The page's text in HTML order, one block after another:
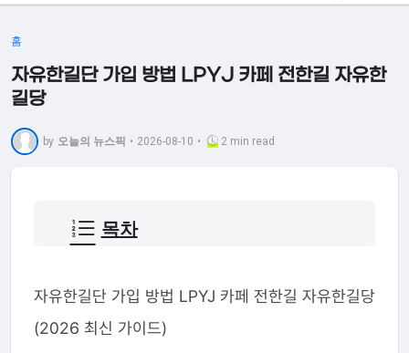
홈
자유한길단 가입 방법 LPYJ 카페 전한길 자유한
길당
by 오늘의 뉴스픽 • 2026-08-10 • 2 min read
목차
자유한길단 가입 방법 LPYJ 카페 전한길 자유한길당
(2026 최신 가이드)